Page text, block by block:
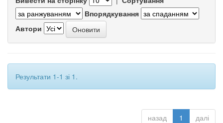
Впорядкування
Автори
Результати 1-1 зі 1.
назад 1 далі